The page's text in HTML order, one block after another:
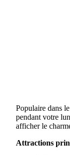
Populaire dans
pendant votre
afficher le
Attractions